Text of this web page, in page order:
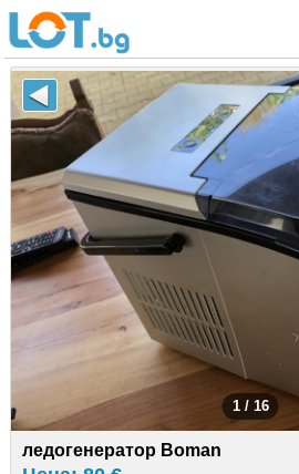
1 / 16
ледогенератор Boman